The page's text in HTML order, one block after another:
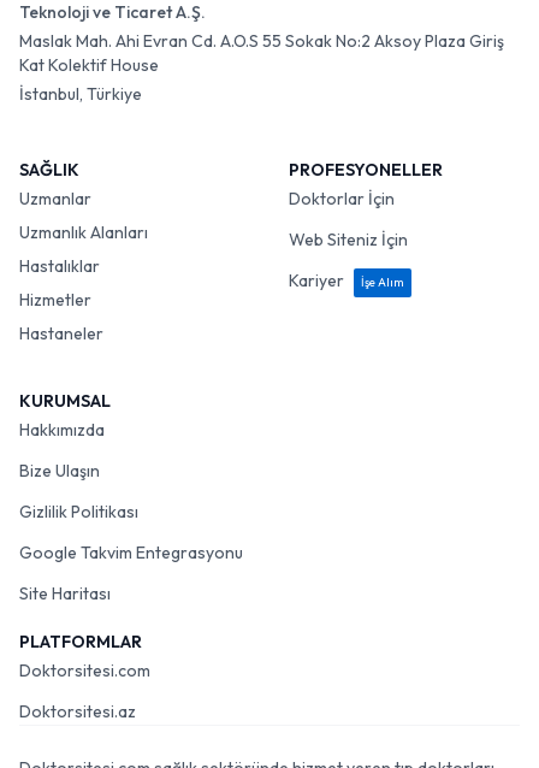
Teknoloji ve Ticaret A.Ş.
Maslak Mah. Ahi Evran Cd. A.O.S 55 Sokak No:2 Aksoy Plaza Giriş
Kat Kolektif House
İstanbul, Türkiye
SAĞLIK
Uzmanlar
Uzmanlık Alanları
Hastalıklar
Hizmetler
Hastaneler
PROFESYONELLER
Doktorlar İçin
Web Siteniz İçin
Kariyer
İşe Alım
KURUMSAL
Hakkımızda
Bize Ulaşın
Gizlilik Politikası
Google Takvim Entegrasyonu
Site Haritası
PLATFORMLAR
Doktorsitesi.com
Doktorsitesi.az